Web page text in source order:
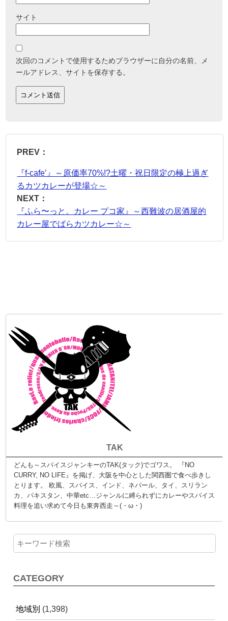
サイト
次回のコメントで使用するためブラウザーに自分の名前、メ
ールアドレス、サイトを保存する。
PREV：
『f-cafe’』～原価率70%!?土曜・祝日限定の極上過ぎ
るカツカレーが登場☆～
NEXT：
『ふら〜っと。カレー プコ家』～西難波の居酒屋的
カレー屋でばらカツカレー☆～
TAK
どんも～スパイスジャンキーのTAK(タック)でゴワス。 『NO
CURRY, NO LIFE』を掲げ、大阪を中心とした関西圏で食べ歩きし
とります。 欧風、スパイス、インド、ネパール、タイ、スリラン
カ、パキスタン、中華etc…ジャンルに縛られずにカレーやスパイス
料理を追い求めて今日も東奔西走～(・ω・)
CATEGORY
地域別 (1,398)